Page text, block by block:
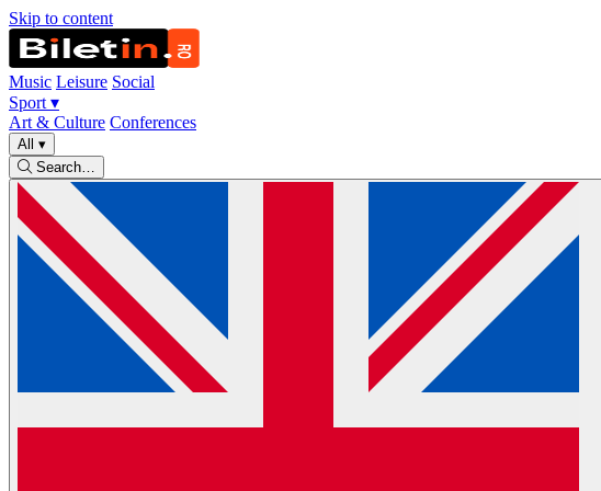
Skip to content
Music Leisure Social
Sport ▾
Art & Culture Conferences
All ▾
Search…